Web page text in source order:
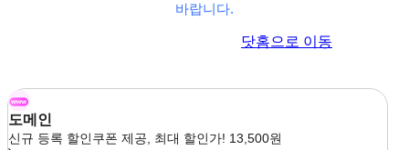
바랍니다.
닷홈으로 이동
도메인
신규 등록 할인쿠폰 제공, 최대 할인가! 13,500원